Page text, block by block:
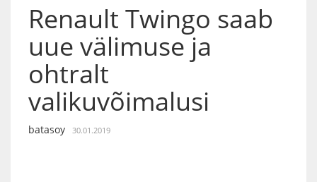
Renault Twingo saab
uue välimuse ja
ohtralt
valikuvõimalusi
batasoy 30.01.2019